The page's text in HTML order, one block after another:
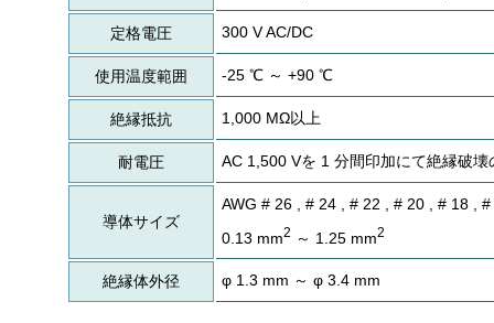
定格電圧 300 V AC/DC
使用温度範囲 -25 ℃ ～ +90 ℃
絶縁抵抗 1,000 MΩ以上
耐電圧 AC 1,500 Vを 1 分間印加にて絶縁破壊
導体サイズ
AWG # 26 , # 24 , # 22 , # 20 , # 18 , #
0.13 mm2 ～ 1.25 mm2
絶縁体外径 φ 1.3 mm ～ φ 3.4 mm